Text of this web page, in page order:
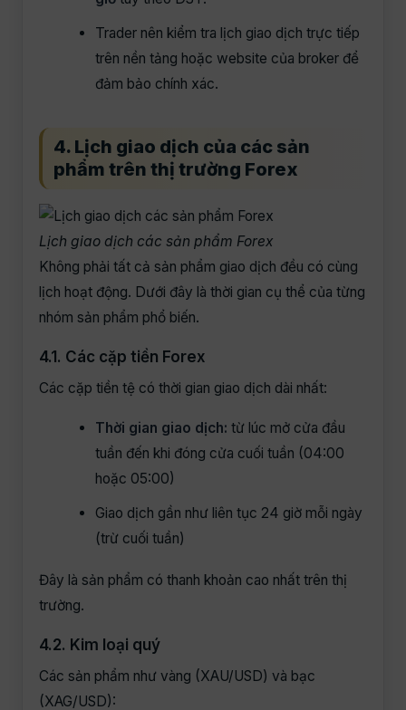
Trader nên kiểm tra lịch giao dịch trực tiếp
trên nền tảng hoặc website của broker để
đảm bảo chính xác.
4. Lịch giao dịch của các sản
phẩm trên thị trường Forex
Lịch giao dịch các sản phẩm Forex
Không phải tất cả sản phẩm giao dịch đều có cùng
lịch hoạt động. Dưới đây là thời gian cụ thể của từng
nhóm sản phẩm phổ biến.
4.1. Các cặp tiền Forex
Các cặp tiền tệ có thời gian giao dịch dài nhất:
Thời gian giao dịch: từ lúc mở cửa đầu
tuần đến khi đóng cửa cuối tuần (04:00
hoặc 05:00)
Giao dịch gần như liên tục 24 giờ mỗi ngày
(trừ cuối tuần)
Đây là sản phẩm có thanh khoản cao nhất trên thị
trường.
4.2. Kim loại quý
Các sản phẩm như vàng (XAU/USD) và bạc
(XAG/USD):